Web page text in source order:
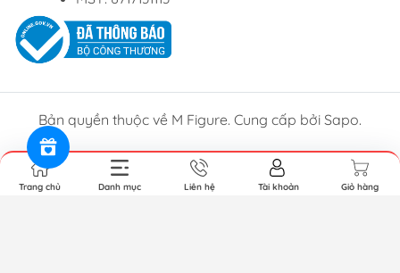
Bản quyền thuộc về M Figure. Cung cấp bởi Sapo.
Trang chủ Danh mục Liên hệ Tài khoản Giỏ hàng